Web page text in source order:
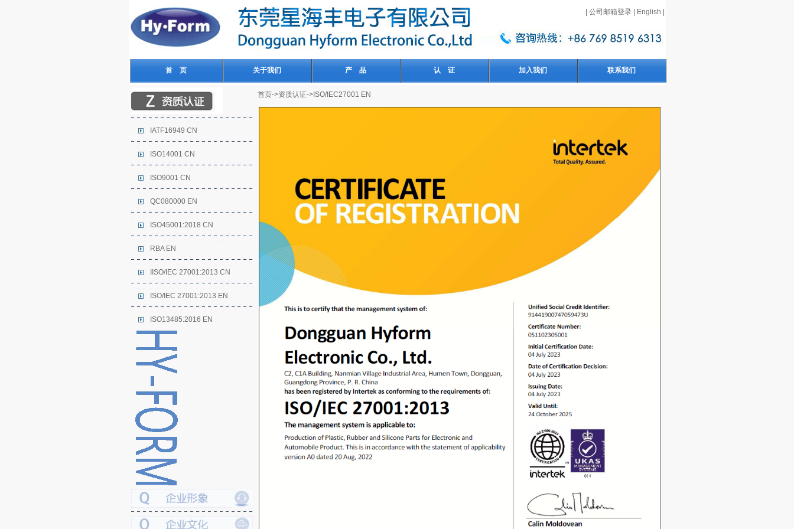
公司邮箱登录| English
首 页 关于我们 产 品 认 证 加入我们 联系我们
IATF16949 CN
ISO14001 CN
ISO9001 CN
QC080000 EN
ISO45001:2018 CN
RBA EN
IISO/IEC 27001:2013 CN
ISO/IEC 27001:2013 EN
ISO13485:2016 EN
首页->资质认证->ISO/IEC27001 EN